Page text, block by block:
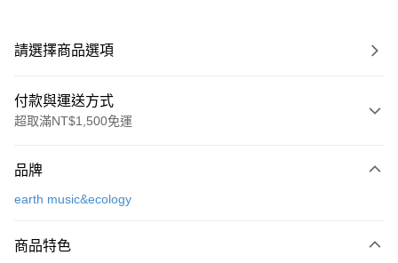
請選擇商品選項
付款與運送方式
超取滿NT$1,500免運
信用卡一次付款
3 期 0 利率 每期
品牌
earth music&ecology
商品特色